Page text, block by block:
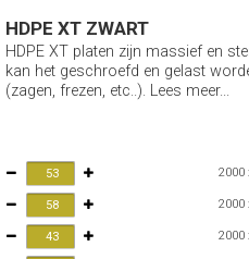
HDPE XT ZWART
HDPE XT platen zijn massief en
kan het geschroefd en gelast
(zagen, frezen, etc..). Lees meer...
2000
2000
2000